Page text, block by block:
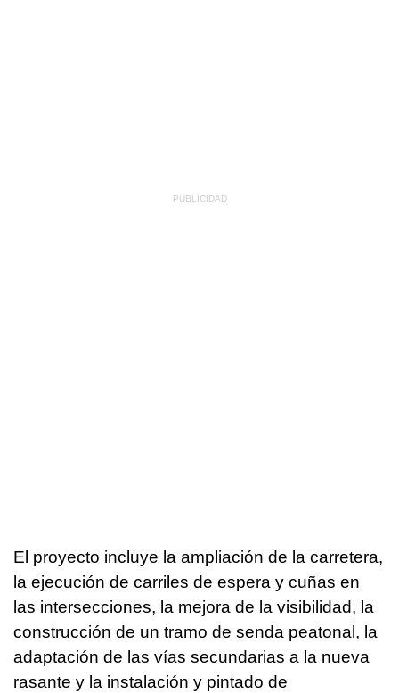
El proyecto incluye la ampliación de la carretera,
la ejecución de carriles de espera y cuñas en
las intersecciones, la mejora de la visibilidad, la
construcción de un tramo de senda peatonal, la
adaptación de las vías secundarias a la nueva
rasante y la instalación y pintado de